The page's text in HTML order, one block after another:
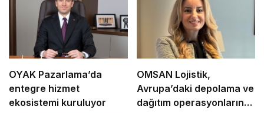
OYAK Pazarlama’da
entegre hizmet
ekosistemi kuruluyor
OMSAN Lojistik,
Avrupa’daki depolama ve
dağıtım operasyonlarına